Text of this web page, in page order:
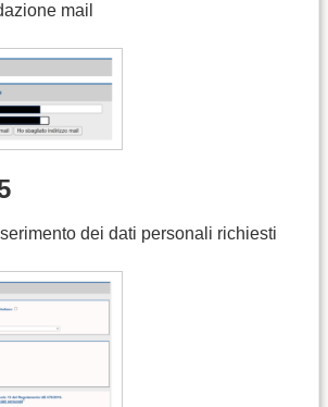
mail
dei dati personali richiesti